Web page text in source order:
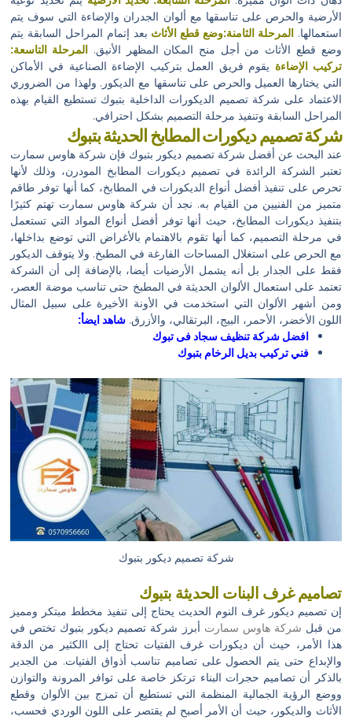
الأرضية والحرص على تناسقها مع ألوان الجدران والإضاءة التي سوف يتم
استعمالها.المرحلة الثامنة:وضع قطع الأثاث بعد إتمام المراحل السابقة يتم
وضع قطع الأثاث من أجل منح المكان المظهر الأنيق. المرحلة التاسعة:
تركيب الإضاءة يقوم فريق العمل بتركيب الإضاءة الصناعية في الأماكن
التي يختارها العميل والحرص على تناسقها مع الديكور. ولهذا من الضروري
الاعتماد على شركة تصميم الديكورات الداخلية بتبوك تستطيع القيام بهذه
المراحل السابقة وتنفيذ مرحلة التصميم بشكل احترافي.
شركة تصميم ديكورات المطابخ الحديثة بتبوك
عند البحث عن أفضل شركة تصميم ديكور بتبوك فإن شركة هاوس سمارت
تعتبر الشركة الرائدة في تصميم ديكورات المطابخ المودرن، وذلك لأنها
تحرص على تنفيذ أفضل أنواع الديكورات في المطابخ، كما أنها توفر طاقم
متميز من الفنيين من القيام به. نجد أن شركة هاوس سمارت تهتم كثيرًا
بتنفيذ ديكورات المطابخ، حيث أنها توفر أفضل أنواع المواد التي تستعمل
في مرحلة التصميم، كما أنها تقوم بالاهتمام بالأغراض التي توضع بداخلها،
مع الحرص على استغلال المساحات الفارغة في المطبخ. ولا يتوقف الديكور
فقط على الجدار بل أنه يشمل الأرضيات أيضا، بالإضافة إلى أن الشركة
تعتمد على استعمال الألوان الحديثة في المطبخ حتى تناسب موضة العصر،
ومن أشهر الألوان التي استخدمت في الأونة الأخيرة على سبيل المثال
اللون الأخضر، الأحمر، البيج، البرتقالي، والأزرق.شاهد ايضأ:
افضل شركة تنظيف سجاد فى تبوك
فني تركيب بديل الرخام بتبوك
شركة تصميم ديكور بتبوك
تصاميم غرف البنات الحديثة بتبوك
إن تصميم ديكور غرف النوم الحديث يحتاج إلى تنفيذ مخطط مبتكر ومميز
من قبل شركة هاوس سمارت أبرز شركة تصميم ديكور بتبوك تختص في
هذا الأمر، حيث أن ديكورات غرف الفتيات تحتاج إلى االكثير من الدقة
والإبداع حتى يتم الحصول على تصاميم تناسب أذواق الفتيات. من الجدير
بالذكر أن تصاميم حجرات البناء ترتكز خاصة على توافر المرونة والتوازن
ووضع الرؤية الجمالية المنظمة التي تستطيع أن تمزج بين الألوان وقطع
الأثاث والديكور، حيث أن الأمر أصبح لم يقتصر على اللون الوردي فحسب،